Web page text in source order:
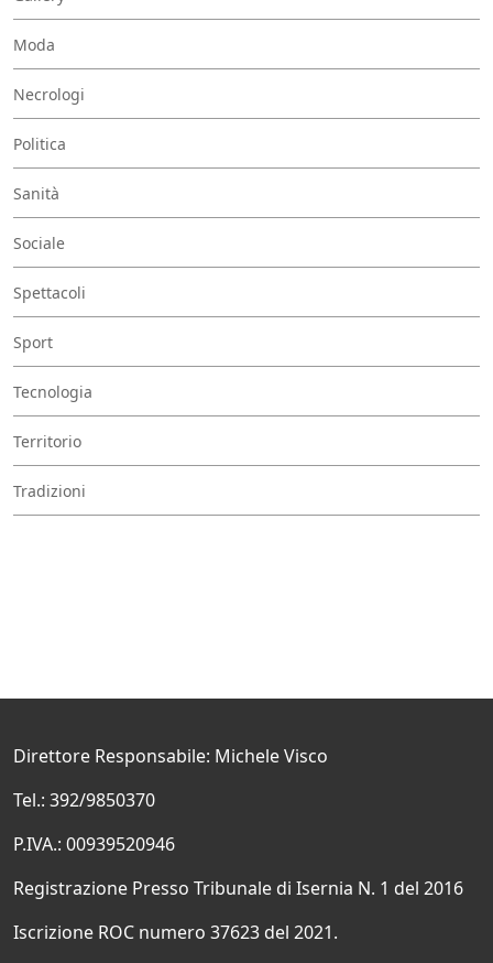
Moda
Necrologi
Politica
Sanità
Sociale
Spettacoli
Sport
Tecnologia
Territorio
Tradizioni
Direttore Responsabile: Michele Visco
Tel.: 392/9850370
P.IVA.: 00939520946
Registrazione Presso Tribunale di Isernia N. 1 del 2016
Iscrizione ROC numero 37623 del 2021.